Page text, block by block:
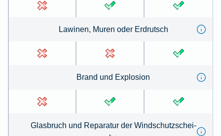
La­winen, Mu­ren oder Erd­rutsch
Brand und Ex­plo­sion
Glas­bruch und Re­pa­ra­tur der Wind­schutz­schei­